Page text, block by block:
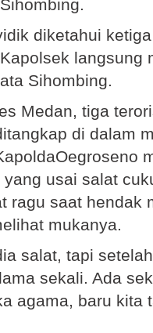
diketahui
langsung
Sihombing.
Medan, tiga
di dalam
usai salat
ragu saat hendak
mukanya.
salat, tapi
sekali. Ada
agama, baru kita